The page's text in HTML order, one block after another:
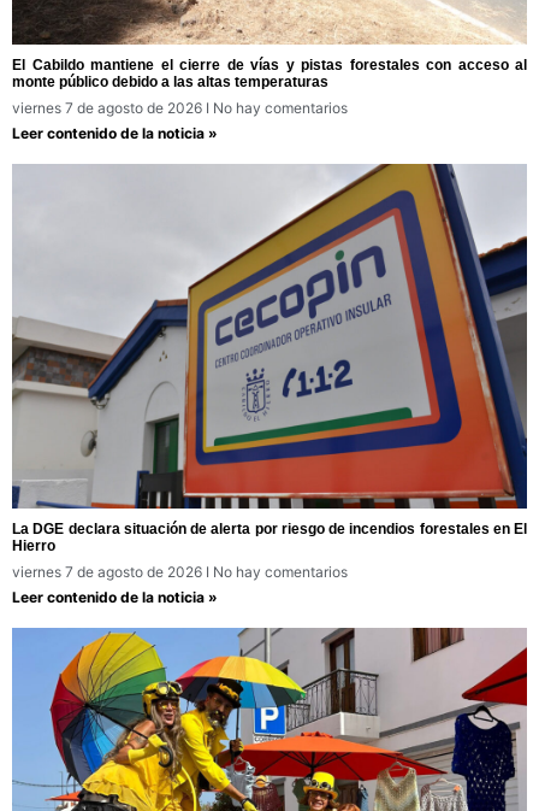
El Cabildo mantiene el cierre de vías y pistas forestales con acceso al
monte público debido a las altas temperaturas
viernes 7 de agosto de 2026
No hay comentarios
Leer contenido de la noticia »
La DGE declara situación de alerta por riesgo de incendios forestales en El
Hierro
viernes 7 de agosto de 2026
No hay comentarios
Leer contenido de la noticia »